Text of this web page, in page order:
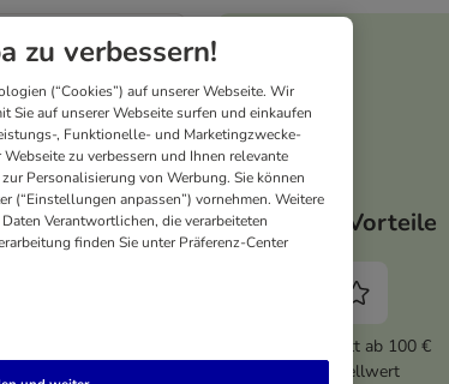
Deine Vorteile
5% Rabatt ab 100 €
Bestellwert
zu verbessern!
(“Cookies”) auf unserer Webseite. Wir
Sie auf unserer Webseite surfen und einkaufen
, Funktionelle- und Marketingzwecke-
zu verbessern und Ihnen relevante
Personalisierung von Werbung. Sie können
(“Einstellungen anpassen”) vornehmen. Weitere
Verantwortlichen, die verarbeiteten
finden Sie unter Präferenz-Center